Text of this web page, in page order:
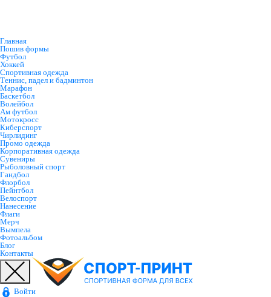
Главная
Пошив формы
Футбол
Хоккей
Спортивная одежда
Теннис, падел и бадминтон
Марафон
Баскетбол
Волейбол
Ам футбол
Мотокросс
Киберспорт
Чирлидинг
Промо одежда
Корпоративная одежда
Сувениры
Рыболовный спорт
Гандбол
Флорбол
Пейнтбол
Велоспорт
Нанесение
Флаги
Мерч
Вымпела
Фотоальбом
Блог
Контакты
Войти